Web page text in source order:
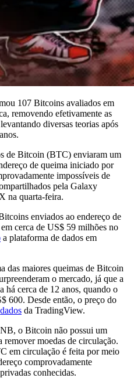
107 Bitcoins avaliados em
removendo efetivamente as
diversas teorias após
de Bitcoin (BTC) enviaram um
de queima iniciado por
impossíveis de
pela Galaxy
na quarta-feira.
enviados ao endereço de
cerca de US$ 59 milhões no
a plataforma de dados em
das maiores queimas de Bitcoin
o mercado, já que a
cerca de 12 anos, quando o
600. Desde então, o preço do
dados da TradingView.
o Bitcoin não possui um
moedas de circulação.
em circulação é feita por meio
comprovadamente
conhecidas.